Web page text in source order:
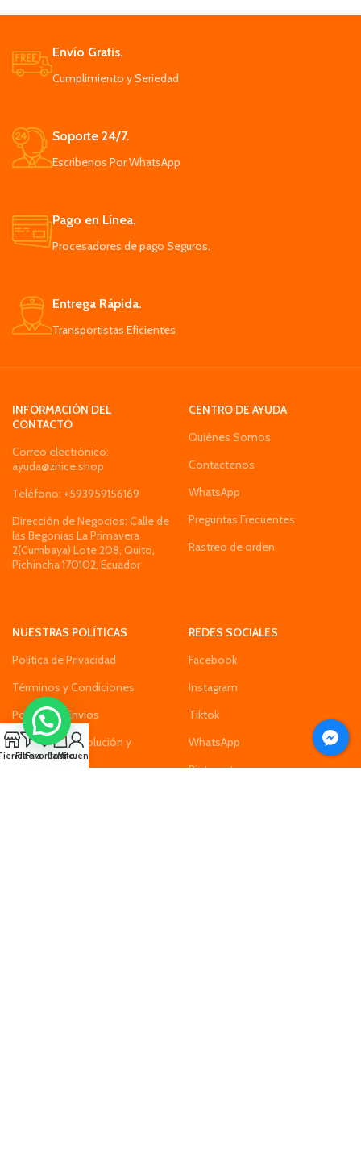
Envío Gratis.
Cumplimiento y Seriedad
Soporte 24/7.
Escribenos Por WhatsApp
Pago en Línea.
Procesadores de pago Seguros.
Entrega Rápida.
Transportistas Eficientes
INFORMACIÓN DEL
CONTACTO
Correo electrónico:
ayuda@znice.shop
Teléfono: +593959156169
Dirección de Negocios: Calle de
las Begonias La Primavera
2(Cumbaya) Lote 208, Quito,
Pichincha 170102, Ecuador
CENTRO DE AYUDA
Quiénes Somos
Contactenos
WhatsApp
Preguntas Frecuentes
Rastreo de orden
NUESTRAS POLÍTICAS
Política de Privacidad
Términos y Condiciones
Politica de Envios
Política de Devolución y
Reembolso
REDES SOCIALES
Facebook
Instagram
Tiktok
WhatsApp
Pinterest
Filters
Favoritos
Carrito
Mi cuenta